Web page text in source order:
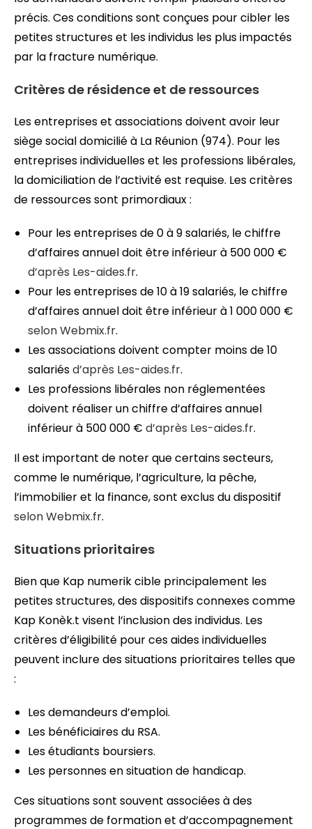
précis. Ces conditions sont conçues pour cibler les
petites structures et les individus les plus impactés
par la fracture numérique.
Critères de résidence et de ressources
Les entreprises et associations doivent avoir leur
siège social domicilié à La Réunion (974). Pour les
entreprises individuelles et les professions libérales,
la domiciliation de l’activité est requise. Les critères
de ressources sont primordiaux :
Pour les entreprises de 0 à 9 salariés, le chiffre
d’affaires annuel doit être inférieur à 500 000 €
d’après Les-aides.fr.
Pour les entreprises de 10 à 19 salariés, le chiffre
d’affaires annuel doit être inférieur à 1 000 000 €
selon Webmix.fr.
Les associations doivent compter moins de 10
salariésd’après Les-aides.fr.
Les professions libérales non réglementées
doivent réaliser un chiffre d’affaires annuel
inférieur à 500 000 € d’après Les-aides.fr.
Il est important de noter que certains secteurs,
comme le numérique, l’agriculture, la pêche,
l’immobilier et la finance, sont exclus du dispositif
selon Webmix.fr.
Situations prioritaires
Bien que Kap numerik cible principalement les
petites structures, des dispositifs connexes comme
Kap Konèk.t visent l’inclusion des individus. Les
critères d’éligibilité pour ces aides individuelles
peuvent inclure des situations prioritaires telles que
:
Les demandeurs d’emploi.
Les bénéficiaires du RSA.
Les étudiants boursiers.
Les personnes en situation de handicap.
Ces situations sont souvent associées à des
programmes de formation et d’accompagnement